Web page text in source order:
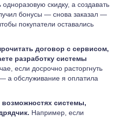
скидку, а создавать
бонусы — снова заказал —
покупатели оставались
договор с сервисом,
разработку системы
если досрочно расторгнуть
а обслуживание я оплатила
системы,
Например, если